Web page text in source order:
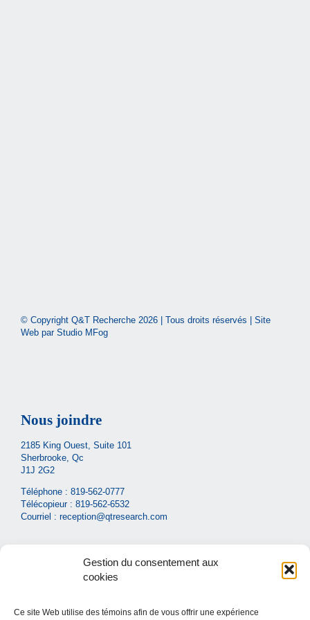
Gestion du consentement aux
cookies
Ce site Web utilise des témoins afin de vous offrir une expérience
© Copyright Q&T Recherche 2026 | Tous droits réservés | Site
Web par Studio MFog
Nous joindre
2185 King Ouest, Suite 101
Sherbrooke, Qc
J1J 2G2
Téléphone : 819-562-0777
Télécopieur : 819-562-6532
Courriel : reception@qtresearch.com